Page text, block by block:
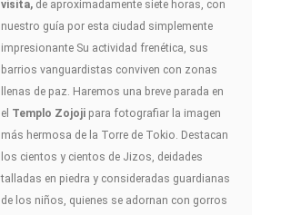
visita, de aproximadamente siete horas, con
nuestro guía por esta ciudad simplemente
impresionante Su actividad frenética, sus
barrios vanguardistas conviven con zonas
llenas de paz. Haremos una breve parada en
el Templo Zojoji para fotografiar la imagen
más hermosa de la Torre de Tokio. Destacan
los cientos y cientos de Jizos, deidades
talladas en piedra y consideradas guardianas
de los niños, quienes se adornan con gorros